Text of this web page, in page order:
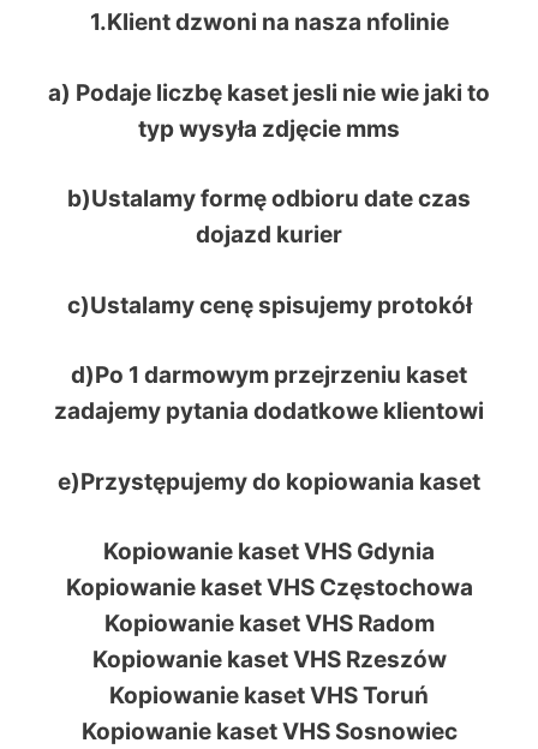
1.Klient dzwoni na nasza nfolinie
a) Podaje liczbę kaset jesli nie wie jaki to
typ wysyła zdjęcie mms
b)Ustalamy formę odbioru date czas
dojazd kurier
c)Ustalamy cenę spisujemy protokół
d)Po 1 darmowym przejrzeniu kaset
zadajemy pytania dodatkowe klientowi
e)Przystępujemy do kopiowania kaset
Kopiowanie kaset VHS Gdynia
Kopiowanie kaset VHS Częstochowa
Kopiowanie kaset VHS Radom
Kopiowanie kaset VHS Rzeszów
Kopiowanie kaset VHS Toruń
Kopiowanie kaset VHS Sosnowiec